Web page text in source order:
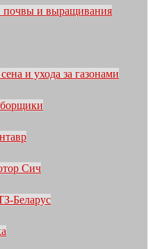
почвы и выращивания
и ухода за газонами
Сич
Беларус